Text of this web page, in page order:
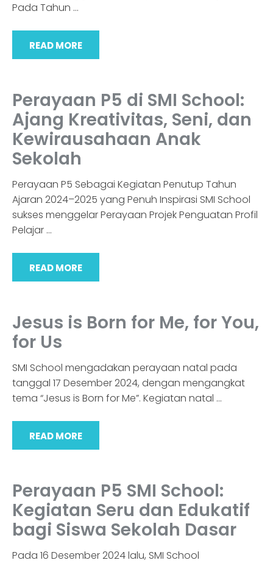
Pada Tahun …
READ MORE
Perayaan P5 di SMI School:
Ajang Kreativitas, Seni, dan
Kewirausahaan Anak
Sekolah
Perayaan P5 Sebagai Kegiatan Penutup Tahun
Ajaran 2024–2025 yang Penuh Inspirasi SMI School
sukses menggelar Perayaan Projek Penguatan Profil
Pelajar …
READ MORE
Jesus is Born for Me, for You,
for Us
SMI School mengadakan perayaan natal pada
tanggal 17 Desember 2024, dengan mengangkat
tema “Jesus is Born for Me”. Kegiatan natal …
READ MORE
Perayaan P5 SMI School:
Kegiatan Seru dan Edukatif
bagi Siswa Sekolah Dasar
Pada 16 Desember 2024 lalu, SMI School